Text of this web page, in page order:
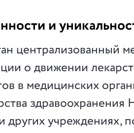
и
централизованный
о движении
в медицинских
здравоохранения
других учреждениях,